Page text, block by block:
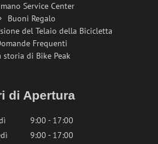
Service Center
Buoni Regalo
del Telaio della Bicicletta
Frequenti
storia di Bike Peak
di Apertura
9:00 - 17:00
9:00 - 17:00